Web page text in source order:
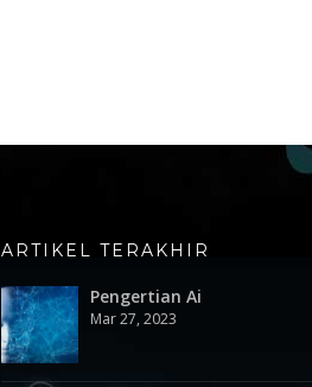
ARTIKEL TERAKHIR
Pengertian Ai
Mar 27, 2023